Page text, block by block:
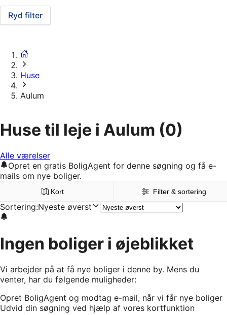
Ryd filter
Huse
Aulum
Huse til leje i Aulum (0)
Alle værelser
Opret en gratis BoligAgent for denne søgning og få e-
mails om nye boliger.
Kort Filter & sortering
Sortering:Nyeste øverst
Ingen boliger i øjeblikket
Vi arbejder på at få nye boliger i denne by. Mens du
venter, har du følgende muligheder:
Opret BoligAgent og modtag e-mail, når vi får nye boliger
Udvid din søgning ved hjælp af vores kortfunktion